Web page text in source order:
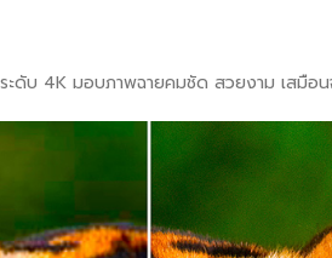
ะดับ 4K มอบภาพฉายคมชัด สวยงาม เสมื